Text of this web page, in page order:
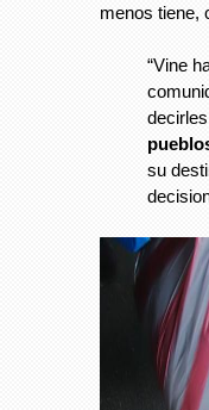
menos tiene,
“Vine
su